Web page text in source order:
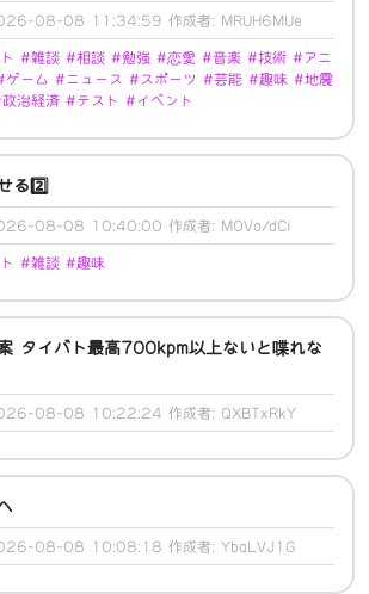
08-08 11:34:59 作成者: MRUH6MUe
#雑談 #相談 #勉強 #恋愛 #音楽 #技術 #アニ
ゲーム #ニュース #スポーツ #芸能 #趣味 #地震
治経済 #テスト #イベント
る2️⃣
08-08 10:40:00 作成者: MOVo/dCi
#雑談 #趣味
タイバト最高700kpm以上ないと喋れな
08-08 10:22:24 作成者: QXBTxRkY
08-08 10:08:18 作成者: YbaLVJ1G